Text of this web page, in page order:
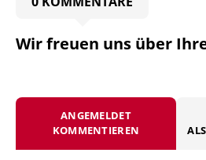
Wir freuen uns über
ANGEMELDET
KOMMENTIEREN